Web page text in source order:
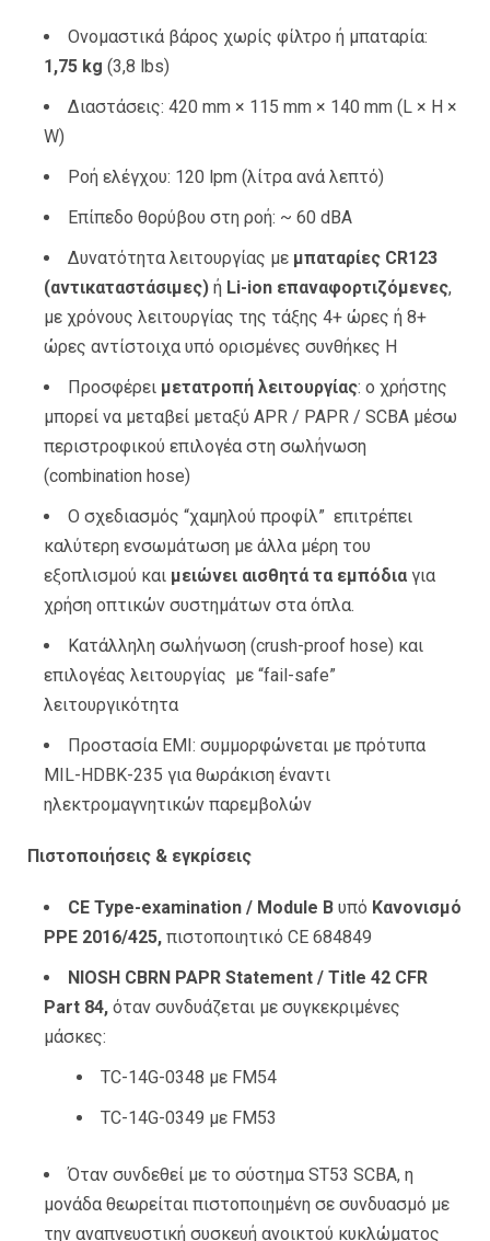
Ονομαστικά βάρος χωρίς φίλτρο ή μπαταρία:
1,75 kg (3,8 lbs)
Διαστάσεις: 420 mm × 115 mm × 140 mm (L × H ×
W)
Ροή ελέγχου: 120 lpm (λίτρα ανά λεπτό)
Επίπεδο θορύβου στη ροή: ~ 60 dBA
Δυνατότητα λειτουργίας με μπαταρίες CR123
(αντικαταστάσιμες) ή Li-ion επαναφορτιζόμενες,
με χρόνους λειτουργίας της τάξης 4+ ώρες ή 8+
ώρες αντίστοιχα υπό ορισμένες συνθήκες H
Προσφέρει μετατροπή λειτουργίας: ο χρήστης
μπορεί να μεταβεί μεταξύ APR / PAPR / SCBA μέσω
περιστροφικού επιλογέα στη σωλήνωση
(combination hose)
Ο σχεδιασμός “χαμηλού προφίλ” επιτρέπει
καλύτερη ενσωμάτωση με άλλα μέρη του
εξοπλισμού και μειώνει αισθητά τα εμπόδια για
χρήση οπτικών συστημάτων στα όπλα.
Κατάλληλη σωλήνωση (crush-proof hose) και
επιλογέας λειτουργίας με “fail-safe”
λειτουργικότητα
Προστασία EMI: συμμορφώνεται με πρότυπα
MIL-HDBK-235 για θωράκιση έναντι
ηλεκτρομαγνητικών παρεμβολών
Πιστοποιήσεις & εγκρίσεις
CE Type-examination / Module B υπό Κανονισμό
PPE 2016/425, πιστοποιητικό CE 684849
NIOSH CBRN PAPR Statement / Title 42 CFR
Part 84, όταν συνδυάζεται με συγκεκριμένες
μάσκες:
TC-14G-0348 με FM54
TC-14G-0349 με FM53
Όταν συνδεθεί με το σύστημα ST53 SCBA, η
μονάδα θεωρείται πιστοποιημένη σε συνδυασμό με
την αναπνευστική συσκευή ανοικτού κυκλώματος